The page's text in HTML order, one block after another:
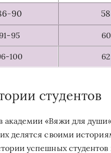
90
95
100
студентов
академии «Вяжи для
делятся своими
успешных студентов